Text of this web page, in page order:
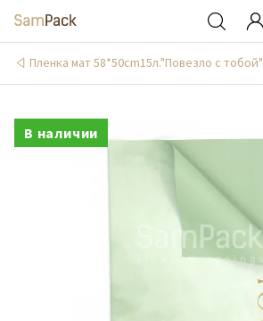
Пленка мат 58*50cm15л."Повезло с тобой"
В наличии